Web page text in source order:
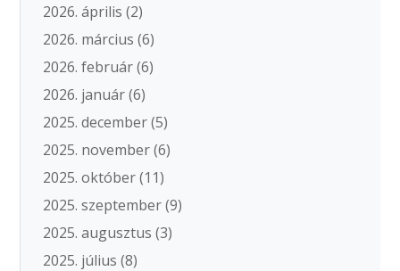
2026. április (2)
2026. március (6)
2026. február(6)
2026. január(6)
2025. december(5)
2025. november(6)
2025. október(11)
2025. szeptember(9)
2025. augusztus (3)
2025. július (8)